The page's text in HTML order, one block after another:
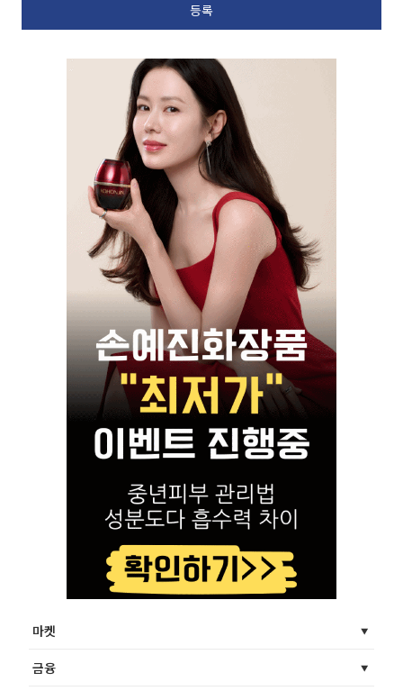
마켓
금융